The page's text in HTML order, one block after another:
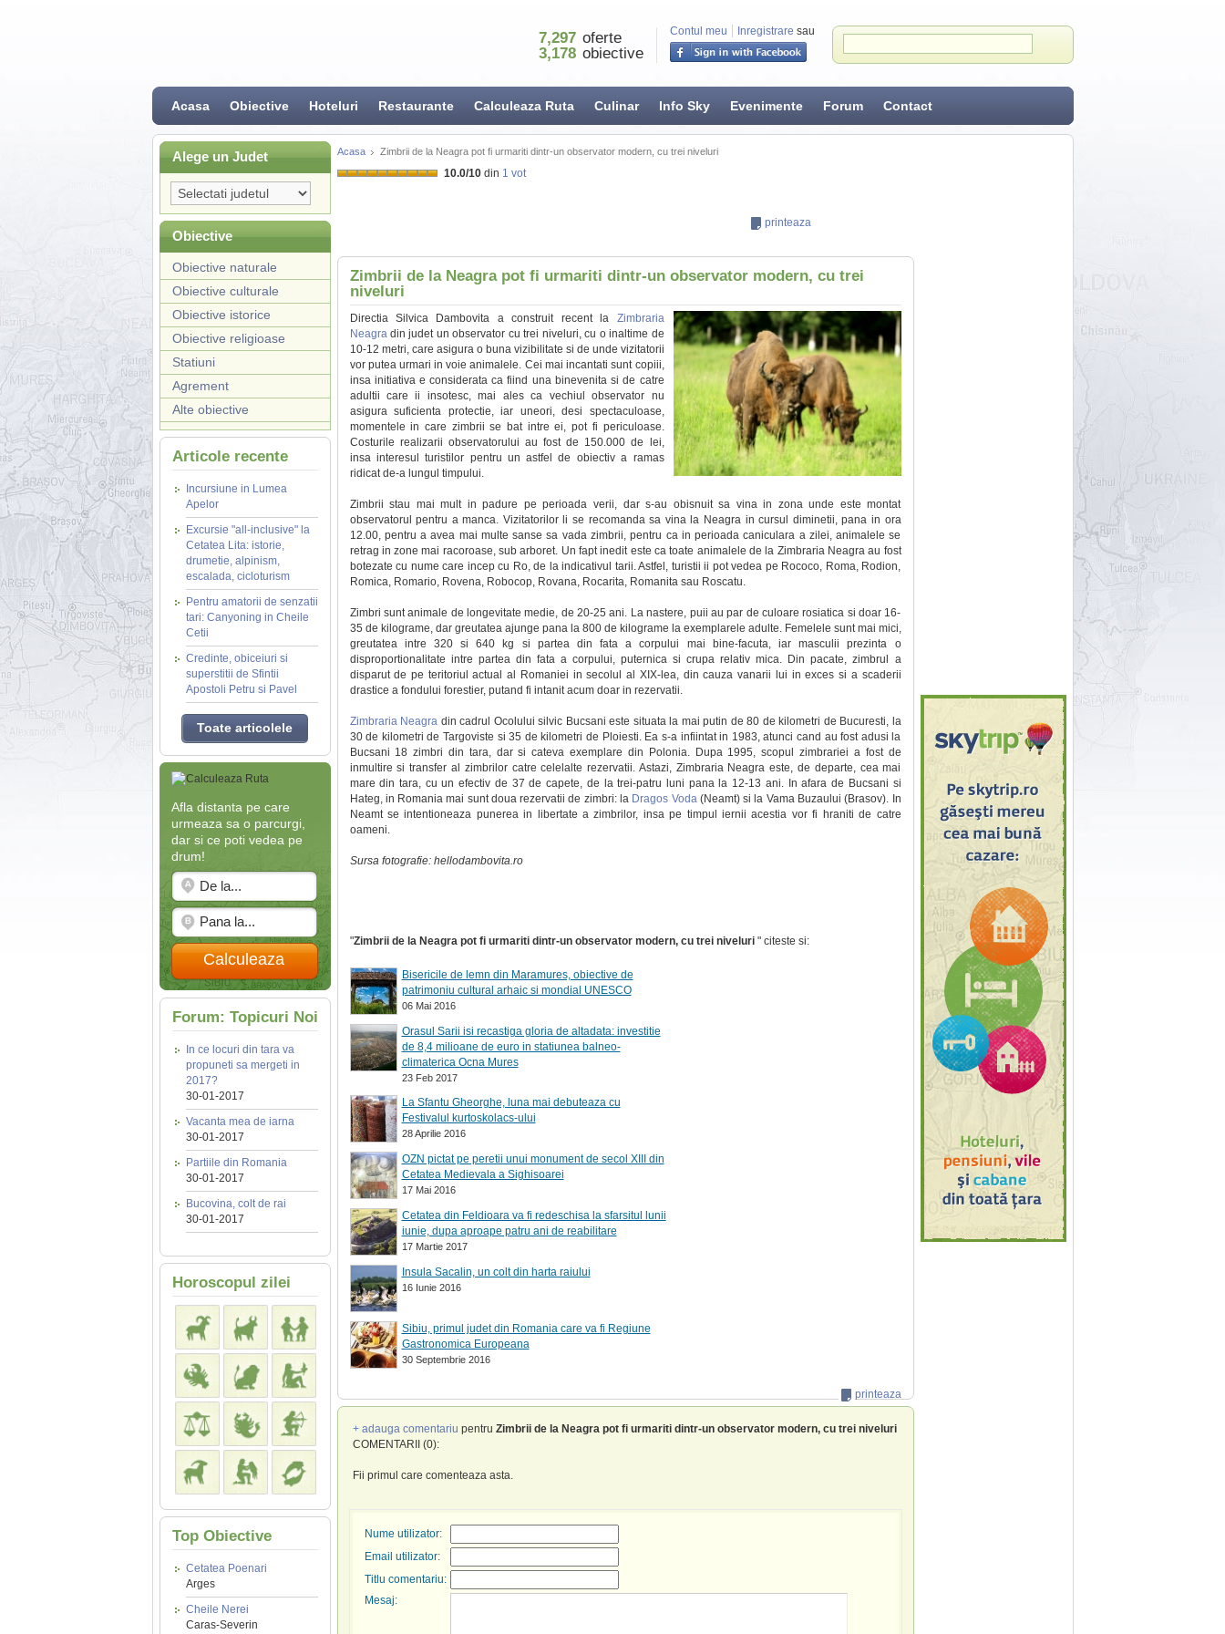
Contul meu Inregistrare sau
7,297 oferte
3,178 obiective
Acasa Obiective Hoteluri Restaurante Calculeaza Ruta Culinar Info Sky Evenimente Forum Contact
Alege un Judet
Obiective
Obiective naturale
Obiective culturale
Obiective istorice
Obiective religioase
Statiuni
Agrement
Alte obiective
Articole recente
Incursiune in Lumea
Apelor
Excursie "all-inclusive" la
Cetatea Lita: istorie,
drumetie, alpinism,
escalada, cicloturism
Pentru amatorii de senzatii
tari: Canyoning in Cheile
Cetii
Credinte, obiceiuri si
superstitii de Sfintii
Apostoli Petru si Pavel
Toate articolele
Afla distanta pe care
urmeaza sa o parcurgi,
dar si ce poti vedea pe
drum!
Calculeaza
Forum: Topicuri Noi
In ce locuri din tara va
propuneti sa mergeti in
2017?
30-01-2017
Vacanta mea de iarna
30-01-2017
Partiile din Romania
30-01-2017
Bucovina, colt de rai
30-01-2017
Horoscopul zilei
Top Obiective
Cetatea Poenari
Arges
Cheile Nerei
Caras-Severin
Acasa Zimbrii de la Neagra pot fi urmariti dintr-un observator modern, cu trei niveluri
10.0/10din 1 vot
printeaza
Zimbrii de la Neagra pot fi urmariti dintr-un observator modern, cu trei
niveluri
Directia Silvica Dambovita a construit recent la Zimbraria
Neagradin judet un observator cu trei niveluri, cu o inaltime de
10-12 metri, care asigura o buna vizibilitate si de unde vizitatorii
vor putea urmari in voie animalele. Cei mai incantati sunt copiii,
insa initiativa e considerata ca fiind una binevenita si de catre
adultii care ii insotesc, mai ales ca vechiul observator nu
asigura suficienta protectie, iar uneori, desi spectaculoase,
momentele in care zimbrii se bat intre ei, pot fi periculoase.
Costurile realizarii observatorului au fost de 150.000 de lei,
insa interesul turistilor pentru un astfel de obiectiv a ramas
ridicat de-a lungul timpului.
Zimbrii stau mai mult in padure pe perioada verii, dar s-au obisnuit sa vina in zona unde este montat
observatorul pentru a manca. Vizitatorilor li se recomanda sa vina la Neagra in cursul diminetii, pana in ora
12.00, pentru a avea mai multe sanse sa vada zimbrii, pentru ca in perioada caniculara a zilei, animalele se
retrag in zone mai racoroase, sub arboret. Un fapt inedit este ca toate animalele de la Zimbraria Neagra au fost
botezate cu nume care incep cu Ro, de la indicativul tarii. Astfel, turistii ii pot vedea pe Rococo, Roma, Rodion,
Romica, Romario, Rovena, Robocop, Rovana, Rocarita, Romanita sau Roscatu.
Zimbri sunt animale de longevitate medie, de 20-25 ani. La nastere, puii au par de culoare rosiatica si doar 16-
35 de kilograme, dar greutatea ajunge pana la 800 de kilograme la exemplarele adulte. Femelele sunt mai mici,
greutatea intre 320 si 640 kg si partea din fata a corpului mai bine-facuta, iar masculii prezinta o
disproportionalitate intre partea din fata a corpului, puternica si crupa relativ mica. Din pacate, zimbrul a
disparut de pe teritoriul actual al Romaniei in secolul al XIX-lea, din cauza vanarii lui in exces si a scaderii
drastice a fondului forestier, putand fi intanit acum doar in rezervatii.
Zimbraria Neagra din cadrul Ocolului silvic Bucsani este situata la mai putin de 80 de kilometri de Bucuresti, la
30 de kilometri de Targoviste si 35 de kilometri de Ploiesti. Ea s-a infiintat in 1983, atunci cand au fost adusi la
Bucsani 18 zimbri din tara, dar si cateva exemplare din Polonia. Dupa 1995, scopul zimbrariei a fost de
inmultire si transfer al zimbrilor catre celelalte rezervatii. Astazi, Zimbraria Neagra este, de departe, cea mai
mare din tara, cu un efectiv de 37 de capete, de la trei-patru luni pana la 12-13 ani. In afara de Bucsani si
Hateg, in Romania mai sunt doua rezervatii de zimbri: la Dragos Voda(Neamt) si la Vama Buzaului (Brasov). In
Neamt se intentioneaza punerea in libertate a zimbrilor, insa pe timpul iernii acestia vor fi hraniti de catre
oameni.
Sursa fotografie: hellodambovita.ro
"Zimbrii de la Neagra pot fi urmariti dintr-un observator modern, cu trei niveluri " citeste si:
Bisericile de lemn din Maramures, obiective de
patrimoniu cultural arhaic si mondial UNESCO
06 Mai 2016
Orasul Sarii isi recastiga gloria de altadata: investitie
de 8,4 milioane de euro in statiunea balneo-
climaterica Ocna Mures
23 Feb 2017
La Sfantu Gheorghe, luna mai debuteaza cu
Festivalul kurtoskolacs-ului
28 Aprilie 2016
OZN pictat pe peretii unui monument de secol XIII din
Cetatea Medievala a Sighisoarei
17 Mai 2016
Cetatea din Feldioara va fi redeschisa la sfarsitul lunii
iunie, dupa aproape patru ani de reabilitare
17 Martie 2017
Insula Sacalin, un colt din harta raiului
16 Iunie 2016
Sibiu, primul judet din Romania care va fi Regiune
Gastronomica Europeana
30 Septembrie 2016
printeaza
+ adauga comentariu pentru Zimbrii de la Neagra pot fi urmariti dintr-un observator modern, cu trei niveluri
COMENTARII (0):
Fii primul care comenteaza asta.
Nume utilizator:
Email utilizator:
Titlu comentariu:
Mesaj: